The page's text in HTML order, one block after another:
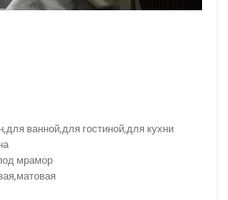
ванной,для гостиной,для кухни
мрамор